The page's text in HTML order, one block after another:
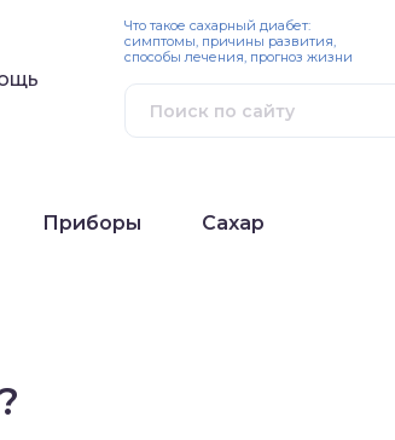
Приборы Сахар
Что такое сахарный диабет:
симптомы, причины развития,
способы лечения, прогноз жизни